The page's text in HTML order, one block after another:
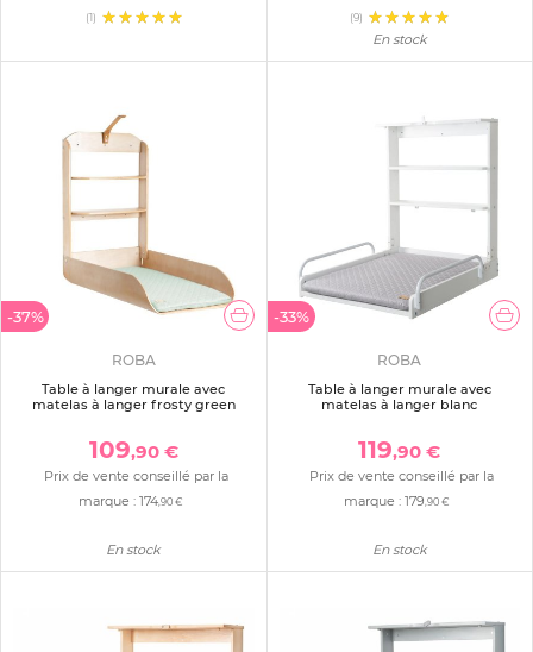
(1) (9)
En stock
-37%
ROBA
Table à langer murale avec
matelas à langer frosty green
109,90 €
Prix de vente conseillé par la
marque :174 ,90 €
En stock
-33%
ROBA
Table à langer murale avec
matelas à langer blanc
119,90 €
Prix de vente conseillé par la
marque :179 ,90 €
En stock